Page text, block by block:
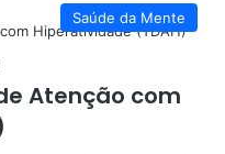
Saúde da Mente
Atenção com